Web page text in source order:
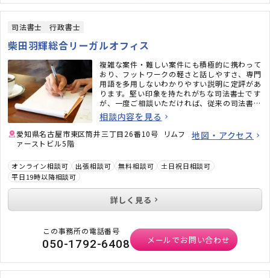
司法書士 行政書士
柴田羽輝総合リーガルオフィス
複雑な案件・難しい案件にも積極的に携わって
おり、フットワークの軽さと話しやすさ、専門
用語を多用しないわかりやすい説明に定評があ
ります。堅い印象を持たれがちな司法書士です
が、一度ご相談いただければ、従来の司法書士
のイメージがガラッと変わるかと思います。ど
うぞお気軽にご相談ください。
相談内容を見る
愛知県名古屋市東区筒井三丁目26番10号 リムフ
ァーストビル5階
地図・アクセス
オンライン相談可 出張相談可 無料相談可
土日祝日相談可
平日19時以降相談可
詳しく見る
この事務所の電話番号
050-1792-6408 メールでお問い合わせ